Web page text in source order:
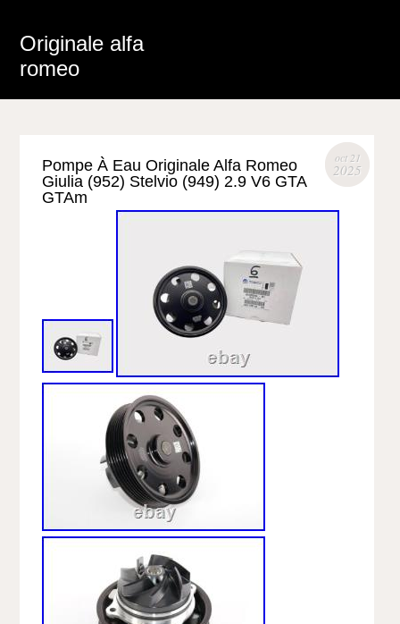
Originale alfa
romeo
oct 21
2025
Pompe À Eau Originale Alfa Romeo
Giulia (952) Stelvio (949) 2.9 V6 GTA
GTAm